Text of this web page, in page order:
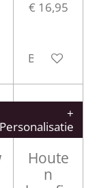
€ 16,95
Bekijk
+
Personalisatie
Houte
n